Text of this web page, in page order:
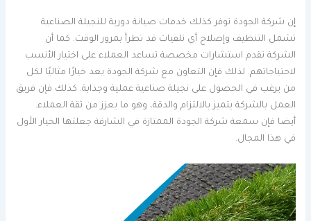
إن شركة الجودة توفر كذلك خدمات صيانة دورية للنجيلة الصناعية
تشمل التنظيف وإصلاح أي تلفيات قد تطرأ بمرور الوقت. كما أن
الشركة تقدم استشارات مخصصة تساعد العملاء على اختيار الأنسب
لاحتياجاتهم. لذلك فإن التعاون مع شركة الجودة يعد خيارًا مثاليًا لكل
من يرغب في الحصول على نجيلة صناعية عملية وجذابة. كذلك فإن فريق
العمل بالشركة يتميز بالالتزام والدقة، وهو ما يعزز من ثقة العملاء.
أيضا فإن سمعة شركة الجودة الممتازة في الشارقة جعلتها الخيار الأول
في هذا المجال.